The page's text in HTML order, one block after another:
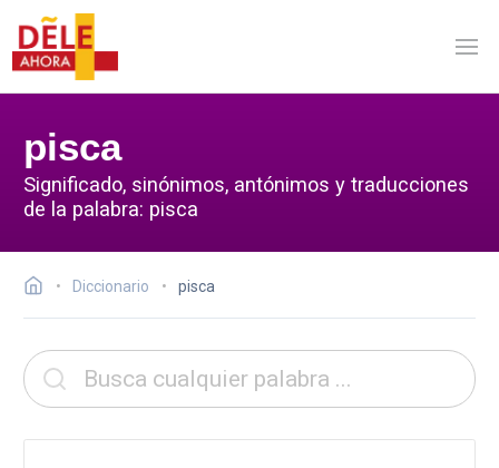
pisca
Significado, sinónimos, antónimos y traducciones
de la palabra: pisca
Diccionario pisca